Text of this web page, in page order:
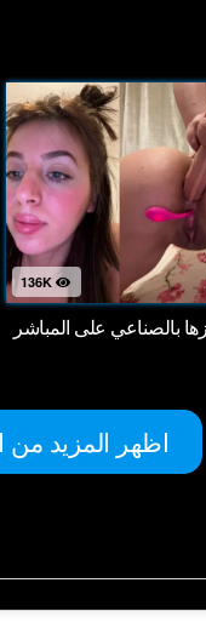
بالصناعي على المباشر
اظهر المزيد من